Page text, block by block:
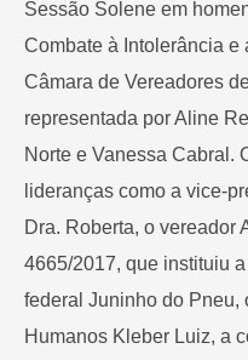
Sessão Solene em
Combate à Intolerância e
Câmara de Vereadores
representada por Aline
Norte e Vanessa Cabral.
lideranças como a vice-
Dra. Roberta, o vereador
4665/2017, que instituiu
federal Juninho do Pneu,
Humanos Kleber Luiz, a